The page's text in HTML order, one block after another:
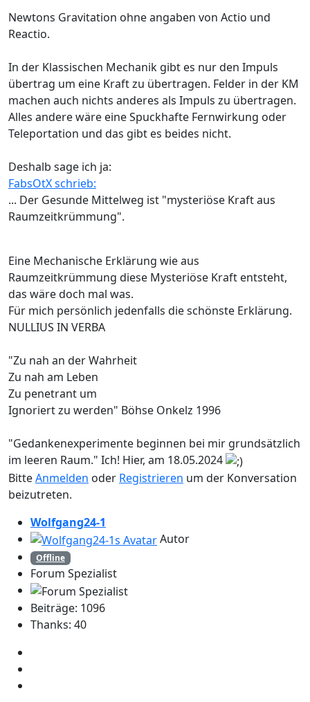
Newtons Gravitation ohne angaben von Actio und
Reactio.
In der Klassischen Mechanik gibt es nur den Impuls
übertrag um eine Kraft zu übertragen. Felder in der KM
machen auch nichts anderes als Impuls zu übertragen.
Alles andere wäre eine Spuckhafte Fernwirkung oder
Teleportation und das gibt es beides nicht.
Deshalb sage ich ja:
FabsOtX schrieb:
... Der Gesunde Mittelweg ist "mysteriöse Kraft aus
Raumzeitkrümmung".
Eine Mechanische Erklärung wie aus
Raumzeitkrümmung diese Mysteriöse Kraft entsteht,
das wäre doch mal was.
Für mich persönlich jedenfalls die schönste Erklärung.
NULLIUS IN VERBA
"Zu nah an der Wahrheit
Zu nah am Leben
Zu penetrant um
Ignoriert zu werden" Böhse Onkelz 1996
"Gedankenexperimente beginnen bei mir grundsätzlich
im leeren Raum." Ich! Hier, am 18.05.2024
BitteAnmelden oder Registrieren um der Konversation
beizutreten.
Wolfgang24-1
Autor
Offline
Forum Spezialist
Beiträge: 1096
Thanks: 40